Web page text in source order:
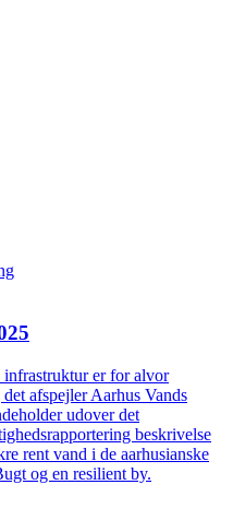
er for alvor
afspejler Aarhus Vands
udover det
beskrivelse
rent vand i de aarhusianske
og en resilient by.